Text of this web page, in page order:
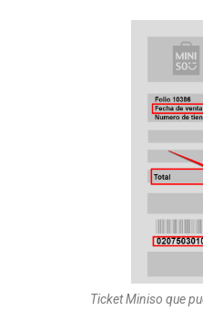
Ticket Miniso que